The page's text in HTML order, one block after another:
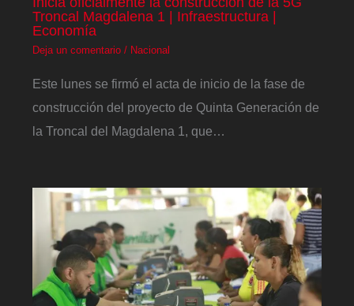
Troncal Magdalena 1 | Infraestructura |
Economía
Deja un comentario / Nacional
Este lunes se firmó el acta de inicio de la fase de
construcción del proyecto de Quinta Generación de
la Troncal del Magdalena 1, que…